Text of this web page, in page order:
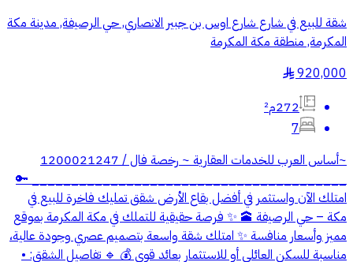
شقة للبيع في شارع شارع اوس بن جبير الانصاري, حي الرصيفة, مدينة مكة
المكرمة, منطقة مكة المكرمة
920,000
§
272م²
7
~أساس العرب للخدمات العقارية ~ رخصة فال / 1200021247
________________________________________ 🔑
امتلك الآن واستثمر في أفضل بقاع الأرض شقق تمليك فاخرة للبيع في
مكة – حي الرصيفة 🕋 ✨ فرصة حقيقية للتملك في مكة المكرمة بموقع
مميز وأسعار منافسة ✨ امتلك شقة واسعة بتصميم عصري وجودة عالية،
مناسبة للسكن العائلي أو للاستثمار بعائد قوي 💰 🔹 تفاصيل الشقق: •